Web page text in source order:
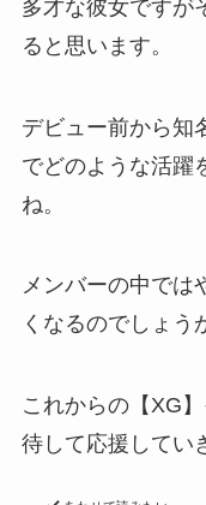
多才な彼女ですが
ると思います。
デビュー前から知
でどのような活躍
ね。
メンバーの中では
くなるのでしょう
これからの【XG
待して応援してい